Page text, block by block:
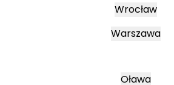
Wrocław
Warszawa
Oława